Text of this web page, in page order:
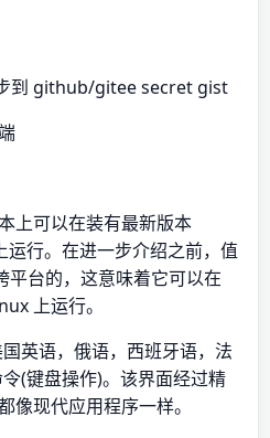
到 github/gitee secret gist
上可以在装有最新版本
行。在进一步介绍之前，值
台的，这意味着它可以在
上运行。
英语，俄语，西班牙语，法
(键盘操作)。该界面经过精
像现代应用程序一样。